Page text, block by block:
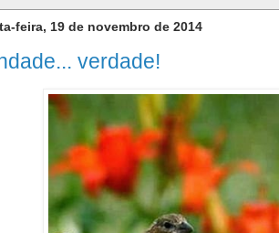
feira, 19 de novembro de 2014
verdade!